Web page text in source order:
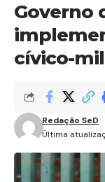
Governo
cívico-
Última
Redação SeD